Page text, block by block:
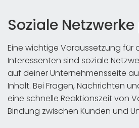
Soziale
Eine wichtige Voraussetzung für
Interessenten sind soziale
auf deiner Unternehmensseite
Inhalt. Bei Fragen, Nachrichten
eine schnelle Reaktionszeit von
Bindung zwischen Kunden und